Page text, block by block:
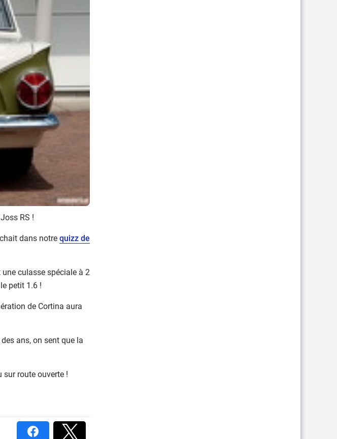
RS !
dans notre quizz de
culasse spéciale à 2
petit 1.6 !
de Cortina aura
ans, on sent que la
sur route ouverte !